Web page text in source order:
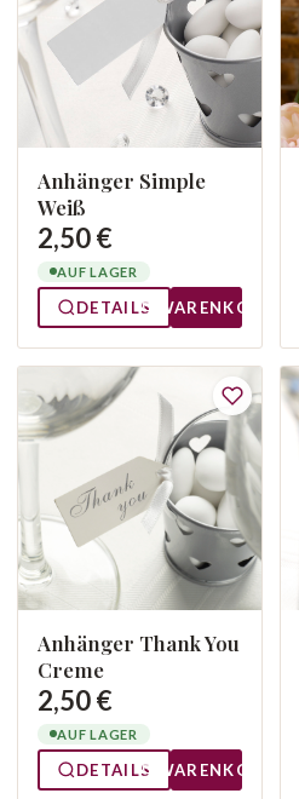
Anhänger Simple
Weiß
2,50 €
AUF LAGER
DETAILS WARENKORB
Anhänger Thank You
Creme
2,50 €
AUF LAGER
DETAILS WARENKORB